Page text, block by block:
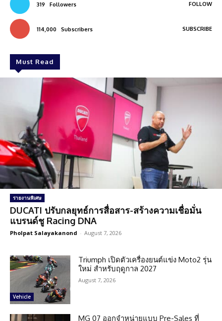
319 Followers FOLLOW
114,000 Subscribers SUBSCRIBE
Must Read
รายงานพิเศษ
DUCATI ปรับกลยุทธ์การสื่อสาร-สร้างความเชื่อมั่น
แบรนด์ชู Racing DNA
Pholpat Salayakanond - August 7, 2026
Vehicle
Triumph เปิดตัวเครื่องยนต์แข่ง Moto2 รุ่น
ใหม่ สำหรับฤดูกาล 2027
August 7, 2026
MG 07 ออกจำหน่ายแบบ Pre-Sales ที่